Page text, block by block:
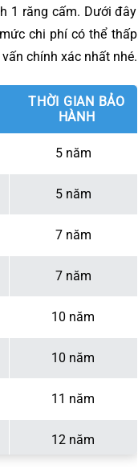
1 răng cấm. Dưới đây
chi phí có thể thấp
chính xác nhất nhé.
THỜI GIAN BẢO
HÀNH
5 năm
5 năm
7 năm
7 năm
10 năm
10 năm
11 năm
12 năm